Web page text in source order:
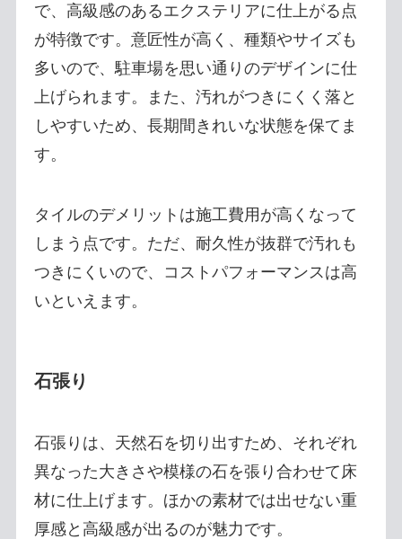
で、高級感のあるエクステリアに仕上がる点
が特徴です。意匠性が高く、種類やサイズも
多いので、駐車場を思い通りのデザインに仕
上げられます。また、汚れがつきにくく落と
しやすいため、長期間きれいな状態を保てま
す。
タイルのデメリットは施工費用が高くなって
しまう点です。ただ、耐久性が抜群で汚れも
つきにくいので、コストパフォーマンスは高
いといえます。
石張り
石張りは、天然石を切り出すため、それぞれ
異なった大きさや模様の石を張り合わせて床
材に仕上げます。ほかの素材では出せない重
厚感と高級感が出るのが魅力です。